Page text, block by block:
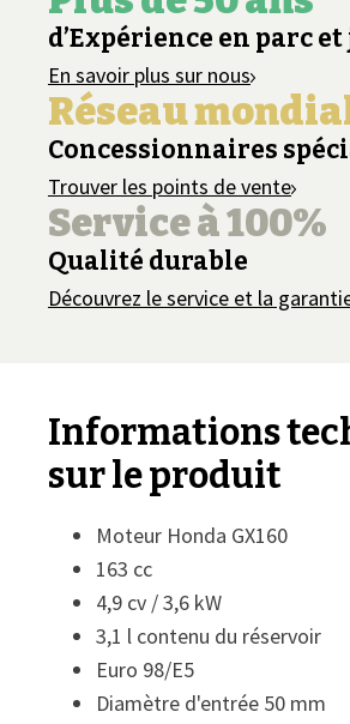
d’Expérience en parc
En savoir plus sur nous
Réseau
Concessionnaires
Trouver les points de vente
Service à 100%
Qualité durable
Découvrez le service et la
Informations
sur le produit
Moteur Honda GX160
163 cc
4,9 cv / 3,6 kW
3,1 l contenu du réservoir
Euro 98/E5
Diamètre d'entrée 50 mm